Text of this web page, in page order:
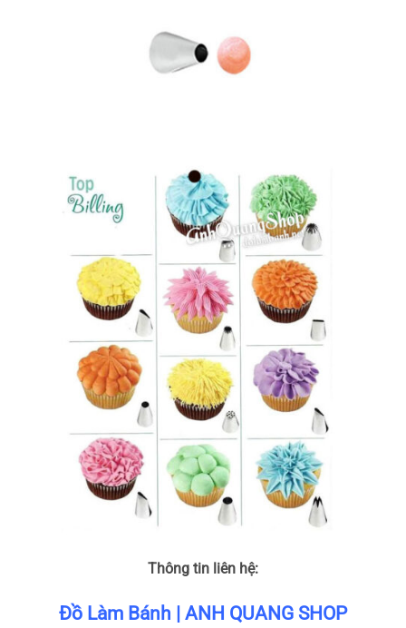
Thông tin liên hệ:
Đồ Làm Bánh | ANH QUANG SHOP